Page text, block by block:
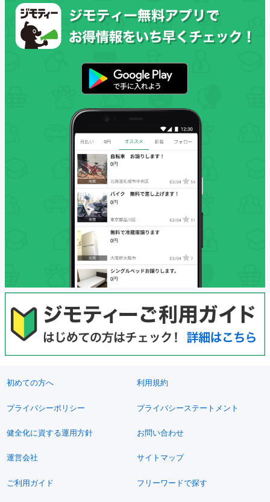
初めての方へ 利用規約
プライバシーポリシー プライバシーステートメント
健全化に資する運用方針 お問い合わせ
運営会社 サイトマップ
ご利用ガイド フリーワードで探す